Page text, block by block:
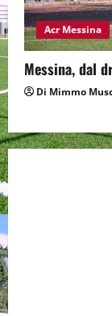
Acr Messina
Messina, dal
Di Mimmo